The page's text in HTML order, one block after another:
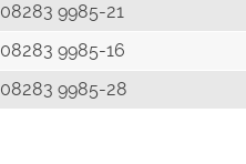
08283 9985-21
08283 9985-16
08283 9985-28